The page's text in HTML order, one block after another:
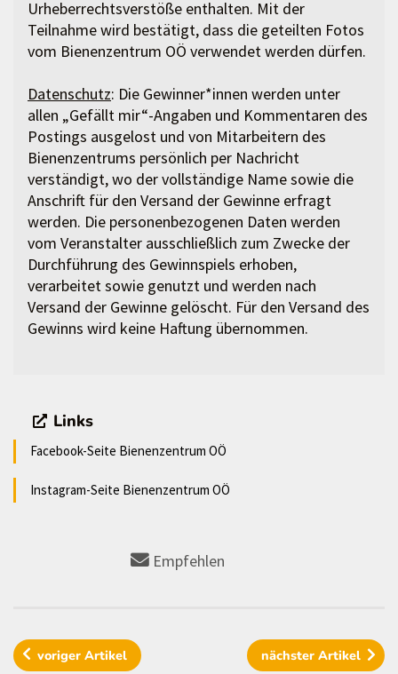
Urheberrechtsverstöße enthalten. Mit der
Teilnahme wird bestätigt, dass die geteilten Fotos
vom Bienenzentrum OÖ verwendet werden dürfen.
Datenschutz: Die Gewinner*innen werden unter
allen „Gefällt mir“-Angaben und Kommentaren des
Postings ausgelost und von Mitarbeitern des
Bienenzentrums persönlich per Nachricht
verständigt, wo der vollständige Name sowie die
Anschrift für den Versand der Gewinne erfragt
werden. Die personenbezogenen Daten werden
vom Veranstalter ausschließlich zum Zwecke der
Durchführung des Gewinnspiels erhoben,
verarbeitet sowie genutzt und werden nach
Versand der Gewinne gelöscht. Für den Versand des
Gewinns wird keine Haftung übernommen.
Links
Facebook-Seite Bienenzentrum OÖ
Instagram-Seite Bienenzentrum OÖ
Empfehlen
vorigerArtikel nächster Artikel